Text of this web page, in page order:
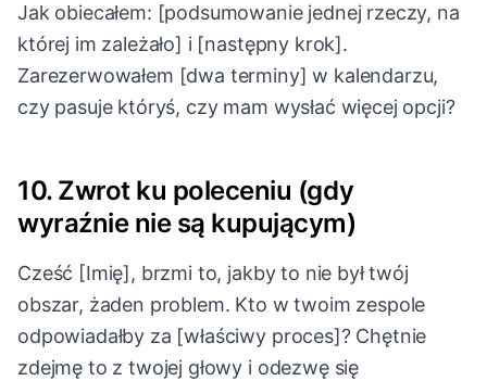
Jak obiecałem: [podsumowanie jednej rzeczy, na
której im zależało] i [następny krok].
Zarezerwowałem [dwa terminy] w kalendarzu,
czy pasuje któryś, czy mam wysłać więcej opcji?
10. Zwrot ku poleceniu (gdy
wyraźnie nie są kupującym)
Cześć [Imię], brzmi to, jakby to nie był twój
obszar, żaden problem. Kto w twoim zespole
odpowiadałby za [właściwy proces]? Chętnie
zdejmę to z twojej głowy i odezwę się